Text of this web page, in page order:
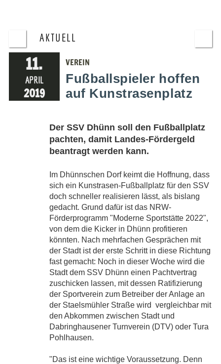
AKTUELL
11.
APRIL
2019
VEREIN
Fußballspieler hoffen
auf Kunstrasenplatz
Der SSV Dhünn soll den Fußballplatz
pachten, damit Landes-Fördergeld
beantragt werden kann.
Im Dhünnschen Dorf keimt die Hoffnung, dass
sich ein Kunstrasen-Fußballplatz für den SSV
doch schneller realisieren lässt, als bislang
gedacht. Grund dafür ist das NRW-
Förderprogramm "Moderne Sportstätte 2022",
von dem die Kicker in Dhünn profitieren
könnten. Nach mehrfachen Gesprächen mit
der Stadt ist der erste Schritt in diese Richtung
fast gemacht: Noch in dieser Woche wird die
Stadt dem SSV Dhünn einen Pachtvertrag
zuschicken lassen, mit dessen Ratifizierung
der Sportverein zum Betreiber der Anlage an
der Staelsmühler Straße wird  vergleichbar mit
den Abkommen zwischen Stadt und
Dabringhausener Turnverein (DTV) oder Tura
Pohlhausen.
"Das ist eine wichtige Voraussetzung. Denn